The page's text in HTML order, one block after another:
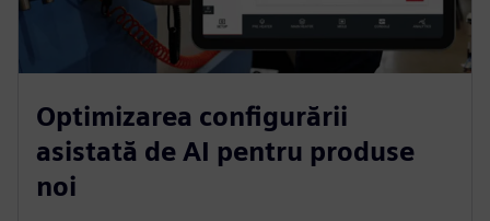
Optimizarea configurării
asistată de AI pentru produse
noi